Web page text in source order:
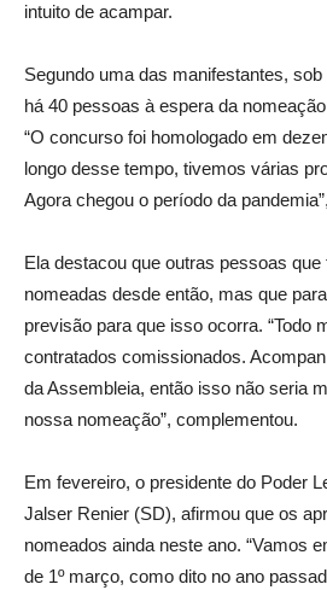
intuito de acampar.
Segundo uma das manifestantes,
há 40 pessoas à espera da
“O concurso foi homologado em
longo desse tempo, tivemos várias
Agora chegou o período da
Ela destacou que outras pessoas
nomeadas desde então, mas que
previsão para que isso ocorra. “Todo
contratados comissionados.
da Assembleia, então isso não seria
nossa nomeação”, complementou.
Em fevereiro, o presidente do Poder
Jalser Renier (SD), afirmou que os
nomeados ainda neste ano. “Vamos
de 1º março, como dito no ano